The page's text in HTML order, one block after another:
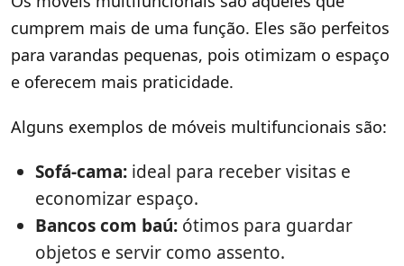
cumprem mais de uma função. Eles são perfeitos
para varandas pequenas, pois otimizam o espaço
e oferecem mais praticidade.
Alguns exemplos de móveis multifuncionais são:
Sofá-cama: ideal para receber visitas e
economizar espaço.
Bancos com baú: ótimos para guardar
objetos e servir como assento.